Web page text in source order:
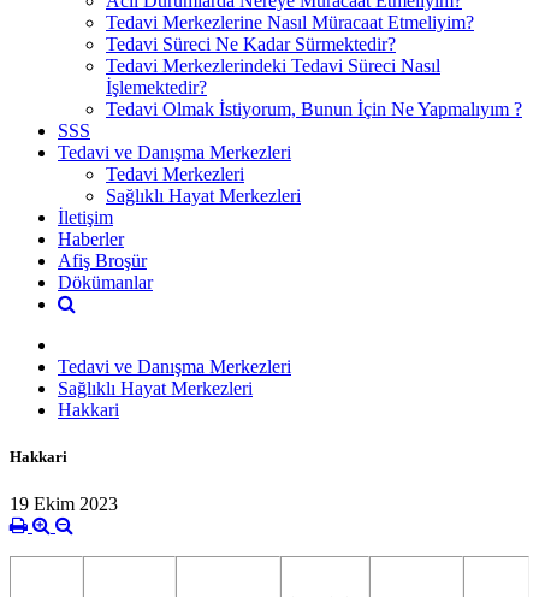
Tedavi Merkezlerine Nasıl Müracaat Etmeliyim?
Tedavi Süreci Ne Kadar Sürmektedir?
Tedavi Merkezlerindeki Tedavi Süreci Nasıl
İşlemektedir?
Tedavi Olmak İstiyorum, Bunun İçin Ne Yapmalıyım ?
SSS
Tedavi ve Danışma Merkezleri
Tedavi Merkezleri
Sağlıklı Hayat Merkezleri
İletişim
Haberler
Afiş Broşür
Dökümanlar
Tedavi ve Danışma Merkezleri
Sağlıklı Hayat Merkezleri
Hakkari
Hakkari
19 Ekim 2023